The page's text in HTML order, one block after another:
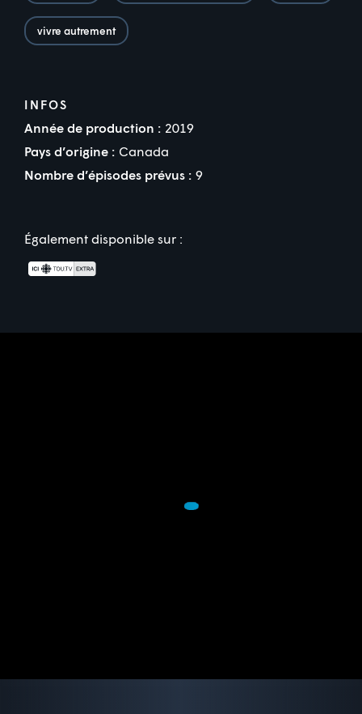
vivre autrement
INFOS
Année de production : 2019
Pays d’origine : Canada
Nombre d’épisodes prévus : 9
Également disponible sur :